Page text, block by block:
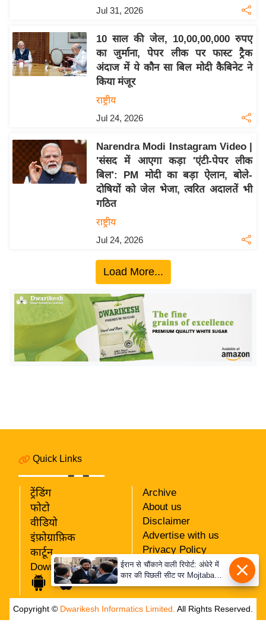
मि
सा
ल
यं
ग
इं
ग
त
ऑ
व
ली
वु
Jul 31, 2026
10 साल की जेल, 10,00,00,000 रुपए
का जुर्माना, पेपर लीक पर फास्ट ट्रैक
अंदाज में ये कौन सा बिल मोदी कैबिनेट ने
किया मंजूर
राष्ट्रीय
Jul 24, 2026
Narendra Modi Instagram Video |
'संसद में आएगा कड़ा 'एंटी-पेपर लीक
बिल': PM मोदी का बड़ा ऐलान, बोले-
दोषियों को जेल भेजा, त्वरित अदालतें भी
गठित
राष्ट्रीय
Jul 24, 2026
Load More...
Quick Links
ट्रेंडिंग
फोटो
वीडियो
इंफ़ोग्राफ़िक
कार्टून
Download App
Archive
About us
Disclaimer
Advertise with us
Privacy Policy
RSS
Our Team
Copyright © Dwarikesh Informatics Limited. All Rights Reserved.
ईरान से चौंकाने वाली रिपोर्ट: अंधेरे में
कार की पिछली सीट पर Mojtaba
Khamenei से मिले राष्ट्रपति, पहचान
पर बना सस्पेंस